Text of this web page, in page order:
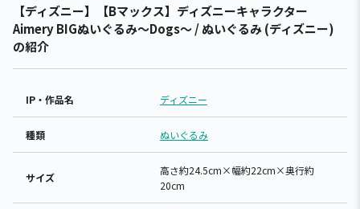
【ディズニー】【Bマックス】ディズニーキャラクター
Aimery BIGぬいぐるみ～Dogs～ / ぬいぐるみ (ディズニー)
の紹介
IP・作品名 ディズニー
種類 ぬいぐるみ
サイズ
高さ約24.5cm×幅約22cm×奥行約
20cm